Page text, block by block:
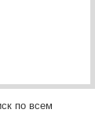
по всем